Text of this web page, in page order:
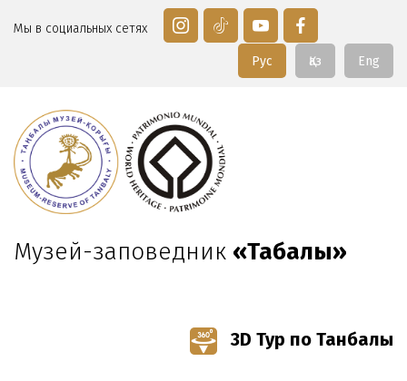
Мы в социальных сетях
Eng
Қаз
Рус
Музей-заповедник «Таңбалы»
3D Тур по Танбалы